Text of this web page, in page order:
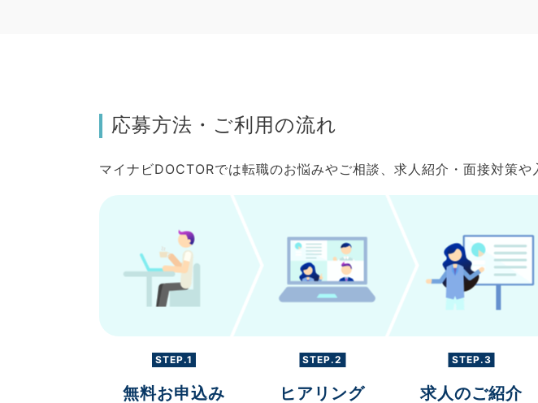
応募方法・ご利用の流れ
マイナビDOCTORでは転職のお悩みやご相談、求人紹介・面接対策
STEP.1
無料お申込み
STEP.2
ヒアリング
STEP.3
求人のご紹介